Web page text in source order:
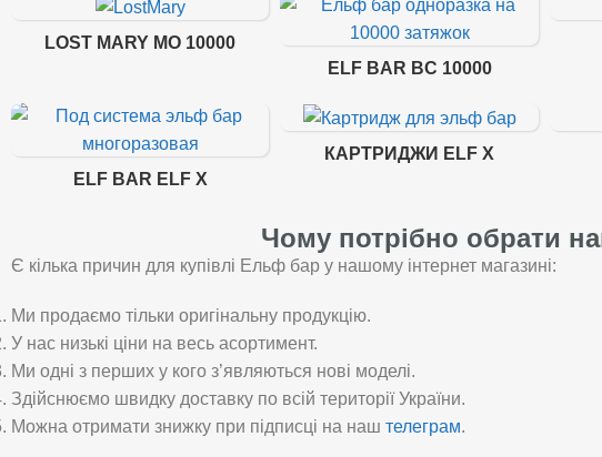
LOST MARY MO 10000
ELF BAR BC 10000
ELF BAR ELF X
КАРТРИДЖИ ELF X
Чому потрібно обрати
Є кілька причин для купівлі Ельф бар у нашому інтернет магазині:
Ми продаємо тільки оригінальну продукцію.
У нас низькі ціни на весь асортимент.
Ми одні з перших у кого з’являються нові моделі.
Здійснюємо швидку доставку по всій території України.
Можна отримати знижку при підписці на наш телеграм.